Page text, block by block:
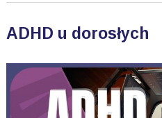
ADHD u dorosłych